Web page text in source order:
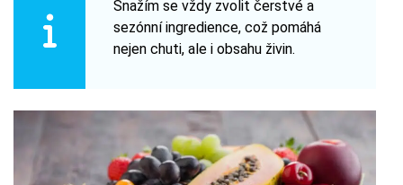
Snažím se vždy zvolit čerstvé a
sezónní ingredience, což pomáhá
nejen chuti, ale i obsahu živin.